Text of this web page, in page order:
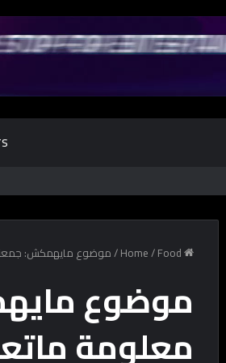
/Food
/موضوع مايهمكش: جمعنا لك 15 معلومة ماتعرفهاش
معلومة